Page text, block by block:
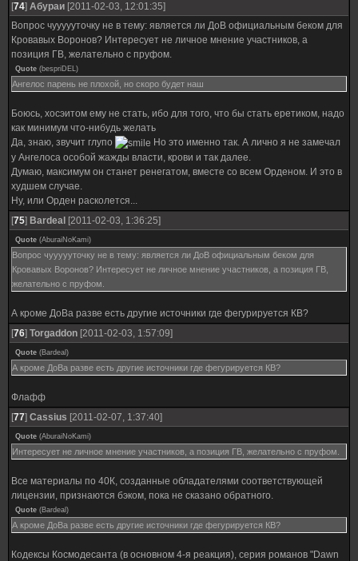
[74] Абураи [2011-02-03, 12:01:35]
Вопрос чуууууточку не в тему: является ли ДоВ официальным беком для
Кровавых Воронов? Интересует не личное мнение участников, а
позиция ГВ, желательно с пруфом.
Quote (bespriDEL)
Ангелос парень не плохой, но скоро будет наш
Боюсь, хосэитом ему не стать, ибо для того, что бы стать еретиком, надо
как минимум что-нибудь желать
Да, знаю, звучит глупо
Но это именно так. А лично я не замечал
у Ангелоса особой жажды власти, крови и так далее.
Думаю, максимум он станет ренегатом, вместе со всем Орденом. И это в
худшем случае.
Ну, или Орден расколется...
[75] Bardeal [2011-02-03, 1:36:25]
Quote (AburaiNoKami)
Вопрос чуууууточку не в тему: является ли ДоВ официальным беком для
Кровавых Воронов? Интересует не личное мнение участников, а позиция ГВ,
желательно с пруфом.
А кроме ДоВа разве есть другие источники где фегурируется КВ?
[76] Torgaddon [2011-02-03, 1:57:09]
Quote (Bardeal )
А кроме ДоВа разве есть другие источники где фегурируется КВ?
Флафф
[77] Cassius [2011-02-07, 1:37:40]
Quote (AburaiNoKami)
Интересует не личное мнение участников, а позиция ГВ, желательно с пруфом.
Все материалы по 40К, созданные обладателями соответствующей
лицензии, признаются бэком, пока не сказано обратного.
Quote (Bardeal )
А кроме ДоВа разве есть другие источники где фегурируется КВ?
Кодексы Космодесанта (в основном 4-я реакция), серия романов "Dawn